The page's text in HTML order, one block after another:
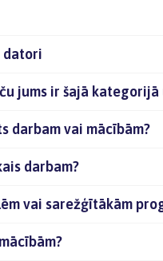
datori
jums ir šajā kategorijā
darbam vai mācībām?
darbam?
vai sarežģītākām